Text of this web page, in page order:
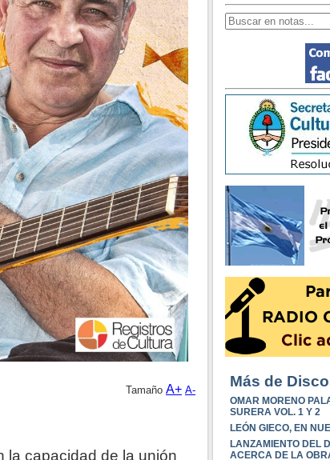
Tamaño A+ A-
la capacidad de la unión
Más de
OMAR MORENO
SURERA VOL. 1 Y 2
LEÓN GIECO, EN
LANZAMIENTO DEL
ACERCA DE LA